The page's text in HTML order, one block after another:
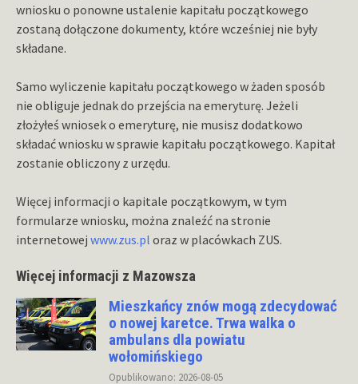
wniosku o ponowne ustalenie kapitału początkowego
zostaną dołączone dokumenty, które wcześniej nie były
składane.
Samo wyliczenie kapitału początkowego w żaden sposób
nie obliguje jednak do przejścia na emeryturę. Jeżeli
złożyłeś wniosek o emeryturę, nie musisz dodatkowo
składać wniosku w sprawie kapitału początkowego. Kapitał
zostanie obliczony z urzędu.
Więcej informacji o kapitale początkowym, w tym
formularze wniosku, można znaleźć na stronie
internetowej www.zus.pl oraz w placówkach ZUS.
Więcej informacji z Mazowsza
Mieszkańcy znów mogą zdecydować
o nowej karetce. Trwa walka o
ambulans dla powiatu
wołomińskiego
Opublikowano: 2026-08-05